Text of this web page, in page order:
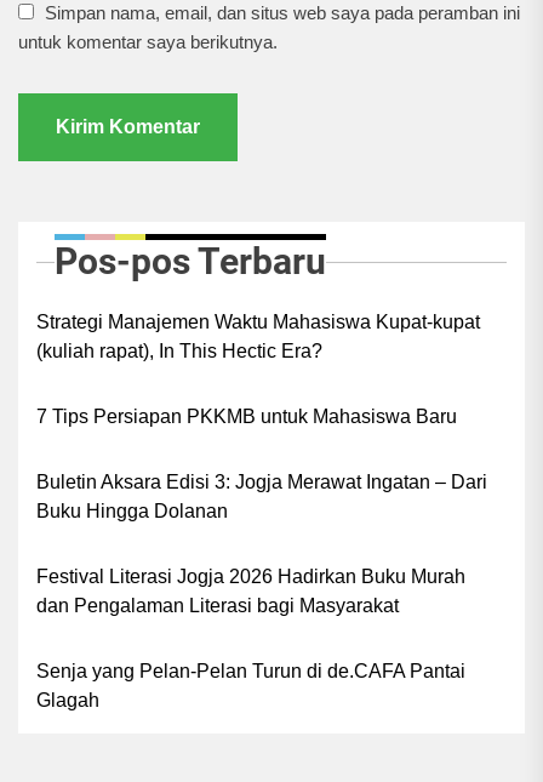
Simpan nama, email, dan situs web saya pada peramban ini
untuk komentar saya berikutnya.
Pos-pos Terbaru
Strategi Manajemen Waktu Mahasiswa Kupat-kupat
(kuliah rapat), In This Hectic Era?
7 Tips Persiapan PKKMB untuk Mahasiswa Baru
Buletin Aksara Edisi 3: Jogja Merawat Ingatan – Dari
Buku Hingga Dolanan
Festival Literasi Jogja 2026 Hadirkan Buku Murah
dan Pengalaman Literasi bagi Masyarakat
Senja yang Pelan-Pelan Turun di de.CAFA Pantai
Glagah